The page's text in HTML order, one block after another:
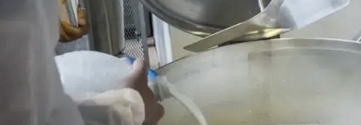
alternatifs : la
raffiné n’a plus
Meursault : l’or blanc de la
Bourgogne
Sur la Côte de Beaune, entre
Volnay et Puligny-Montrachet,
Meursault incarne sans doute le
Le